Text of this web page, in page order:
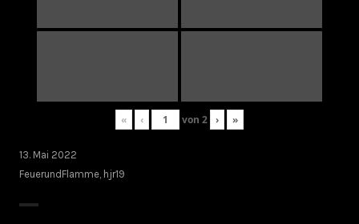
« ‹ von 2 › »
13. Mai 2022
FeuerundFlamme hjr19